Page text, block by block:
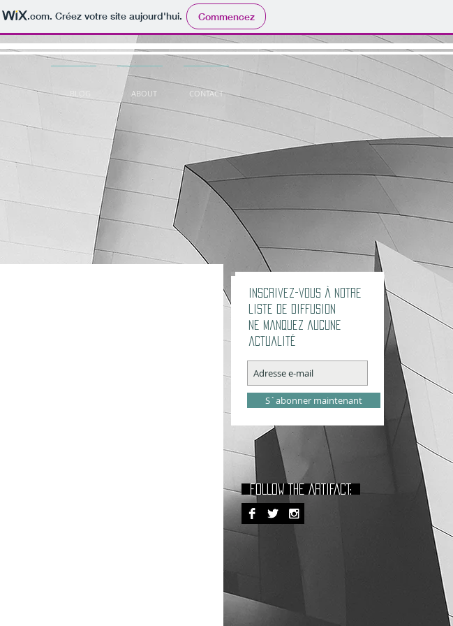
.com. Créez votre site aujourd'hui. Commencez
ABOUT CONTACT
Inscrivez-vous à notre
liste de diffusion
Ne manquez aucune
actualité
S`abonner maintenant
FOLLOW THE ARTIFACT: